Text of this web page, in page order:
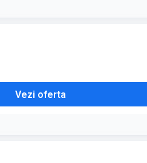
Vezi oferta